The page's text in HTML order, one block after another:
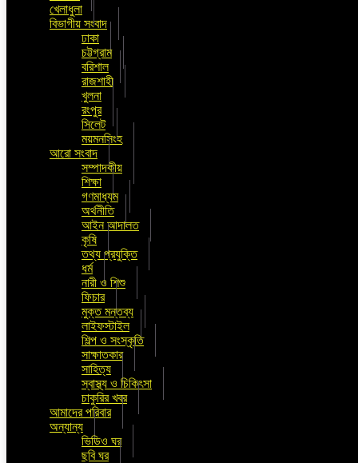
খেলাধুলা
বিভাগীয় সংবাদ
ঢাকা
চট্টগ্রাম
বরিশাল
রাজশাহী
খুলনা
রংপুর
সিলেট
ময়মনসিংহ
আরো সংবাদ
সম্পাদকীয়
শিক্ষা
গণমাধ্যম
অর্থনীতি
আইন আদালত
কৃষি
তথ্য প্রযুক্তি
ধর্ম
নারী ও শিশু
ফিচার
মুক্ত মন্তব্য
লাইফস্টাইল
শিল্প ও সংস্কৃতি
সাক্ষাতকার
সাহিত্য
স্বাস্থ্য ও চিকিৎসা
চাকুরির খবর
আমাদের পরিবার
অন্যান্য
ভিডিও ঘর
ছবি ঘর